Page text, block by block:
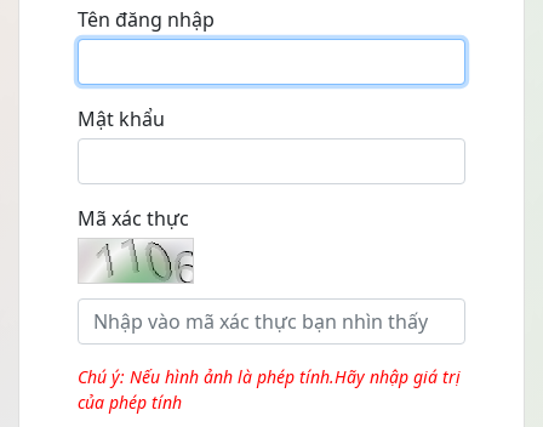
Tên đăng nhập
Mật khẩu
Mã xác thực
Chú ý: Nếu hình ảnh là phép tính.Hãy nhập giá trị
của phép tính